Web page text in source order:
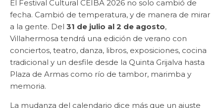
El Festival Cultural CEIBA 2026 no solo cambió de
fecha. Cambió de temperatura, y de manera de mirar
a la gente. Del 31 de julio al 2 de agosto,
Villahermosa tendrá una edición de verano con
conciertos, teatro, danza, libros, exposiciones, cocina
tradicional y un desfile desde la Quinta Grijalva hasta
Plaza de Armas como río de tambor, marimba y
memoria.
La mudanza del calendario dice más que un ajuste